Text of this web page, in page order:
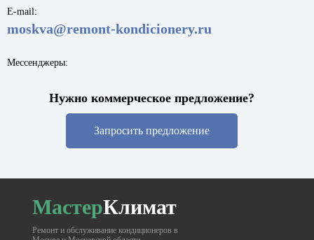
E-mail:
moskva@remont-kondicionery.ru
Мессенджеры:
Нужно коммерческое предложение?
Запросить предложение
МастерКлимат
Ремонт и обслуживание кондиционеров в